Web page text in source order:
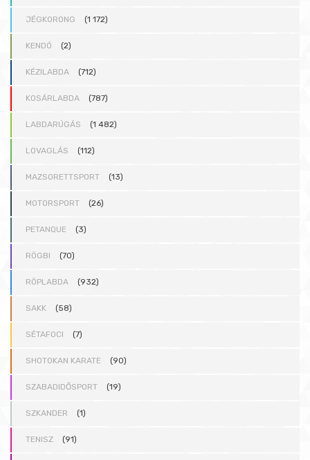
JÉGKORONG (1 172)
KENDÓ (2)
KÉZILABDA (712)
KOSÁRLABDA (787)
LABDARÚGÁS (1 482)
LOVAGLÁS (112)
MAZSORETTSPORT (13)
MOTORSPORT (26)
PETANQUE (3)
RÖGBI (70)
RÖPLABDA (932)
SAKK (58)
SÉTAFOCI (7)
SHOTOKAN KARATE (90)
SZABADIDŐSPORT (19)
SZKANDER (1)
TENISZ (91)